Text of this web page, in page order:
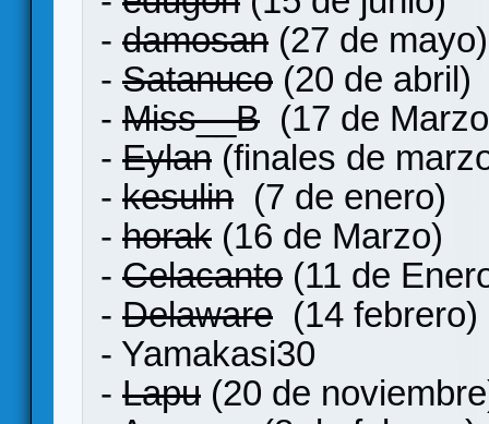
- damosan (27 de mayo)
- Satanuco (20 de abril)
- Miss__B (17 de
- Eylan (finales de
- kesulin (7 de enero)
- horak (16 de Marzo)
- Celacanto (11 de
- Delaware (14 febrero)
- Yamakasi30
- Lapu (20 de